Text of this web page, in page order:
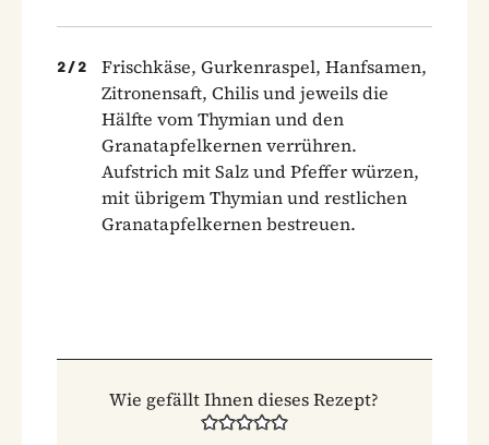
2 / 2
Frischkäse, Gurkenraspel, Hanfsamen,
Zitronensaft, Chilis und jeweils die
Hälfte vom Thymian und den
Granatapfelkernen verrühren.
Aufstrich mit Salz und Pfeffer würzen,
mit übrigem Thymian und restlichen
Granatapfelkernen bestreuen.
Wie gefällt Ihnen dieses Rezept?